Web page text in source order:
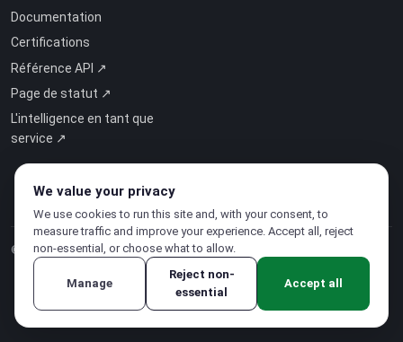
Documentation
Certifications
Référence API ↗
Page de statut ↗
L'intelligence en tant que
service ↗
© 2026 CloudSigma Holding AG.Tous droits réservés
Politique de confidentialité·Conditions d'utilisation
We value your privacy
We use cookies to run this site and, with your consent, to
measure traffic and improve your experience. Accept all, reject
non-essential, or choose what to allow.
Manage
Reject non-
essential
Accept all